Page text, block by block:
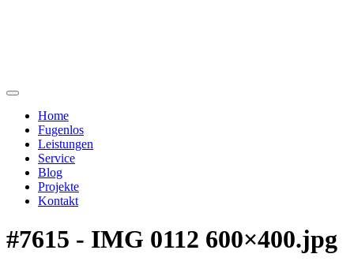
Home
Fugenlos
Leistungen
Service
Blog
Projekte
Kontakt
#7615 - IMG 0112 600×400.jpg